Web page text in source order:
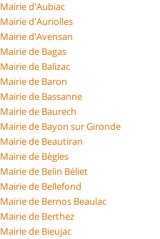
Mairie d'Aubiac
Mairie d'Auriolles
Mairie d'Avensan
Mairie de Bagas
Mairie de Balizac
Mairie de Baron
Mairie de Bassanne
Mairie de Baurech
Mairie de Bayon sur Gironde
Mairie de Beautiran
Mairie de Bègles
Mairie de Belin Béliet
Mairie de Bellefond
Mairie de Bernos Beaulac
Mairie de Berthez
Mairie de Bieujac